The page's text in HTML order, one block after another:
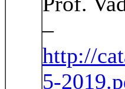
–
http://
5-